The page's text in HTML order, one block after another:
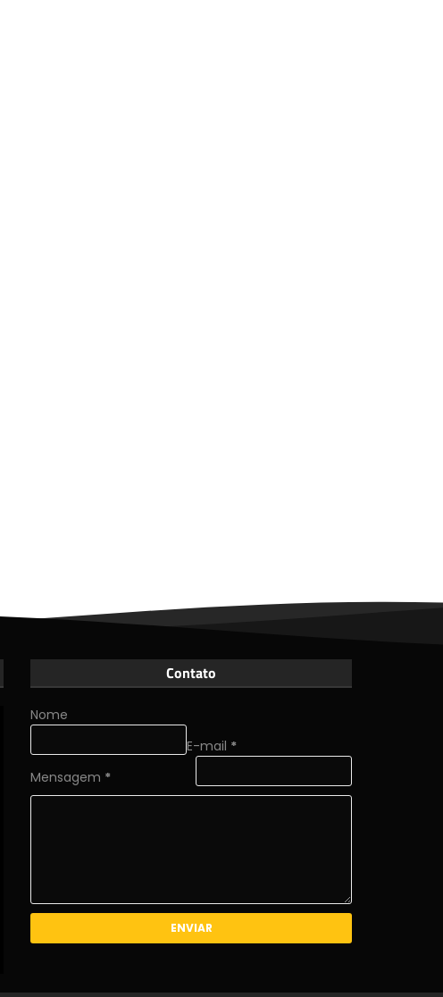
Contato
Nome
E-mail *
Mensagem *